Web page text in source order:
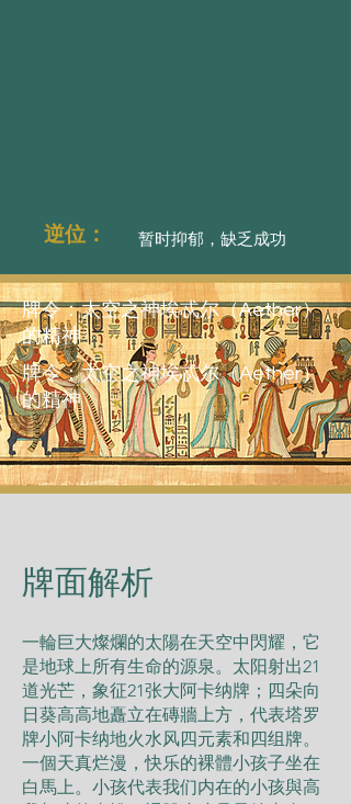
逆位： 暂时抑郁，缺乏成功
牌令：太空之神埃忒尔（Aether）
的精神
牌令：太空之神埃忒尔（Aether）
的精神
​牌面解析
一輪巨大燦爛的太陽在天空中閃耀，它
是地球上所有生命的源泉。太阳射出21
道光芒，象征21张大阿卡纳牌；四朵向
日葵高高地矗立在磚牆上方，代表塔罗
牌小阿卡纳地火水风四元素和四组牌。
一個天真烂漫，快乐的裸體小孩子坐在
白馬上。小孩代表我们内在的小孩與高